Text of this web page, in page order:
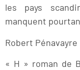
les pays
manquent
Robert Pénavayre
« H » roman de